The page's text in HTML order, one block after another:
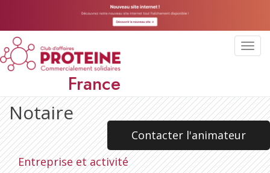
France
Notaire
Contacter l'animateur
Entreprise et activité